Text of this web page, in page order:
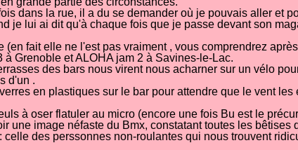
dans la rue, il a du se demander où je pouvais aller et
je lui ai dit qu'à chaque fois que je passe devant son
fait elle ne l'est pas vraiment , vous comprendrez
Grenoble et ALOHA jam 2 à Savines-le-Lac.
des bars nous virent nous acharner sur un vélo
d'un .
en plastiques sur le bar pour attendre que le vent
à oser flatuler au micro (encore une fois Bu est le
une image néfaste du Bmx, constatant toutes les bêtises
des perssonnes non-roulantes qui nous trouvent